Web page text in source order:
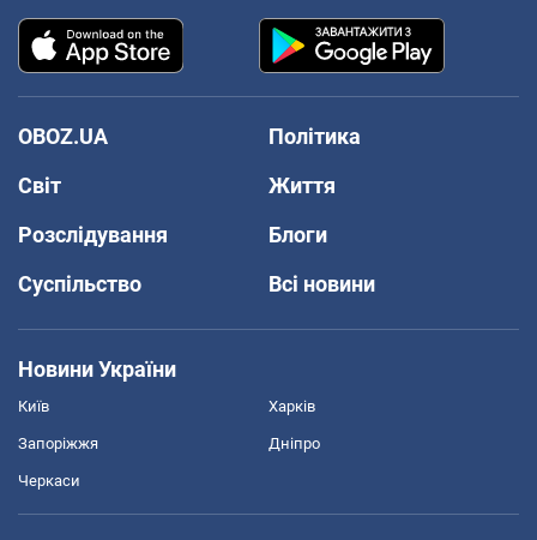
OBOZ.UA
Політика
Світ
Життя
Розслідування
Блоги
Суспільство
Всі новини
Новини України
Київ Харків
Запоріжжя Дніпро
Черкаси